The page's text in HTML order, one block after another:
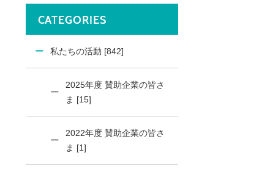
CATEGORIES
私たちの活動 [842]
2025年度 賛助企業の皆さ
ま [15]
2022年度 賛助企業の皆さ
ま [1]